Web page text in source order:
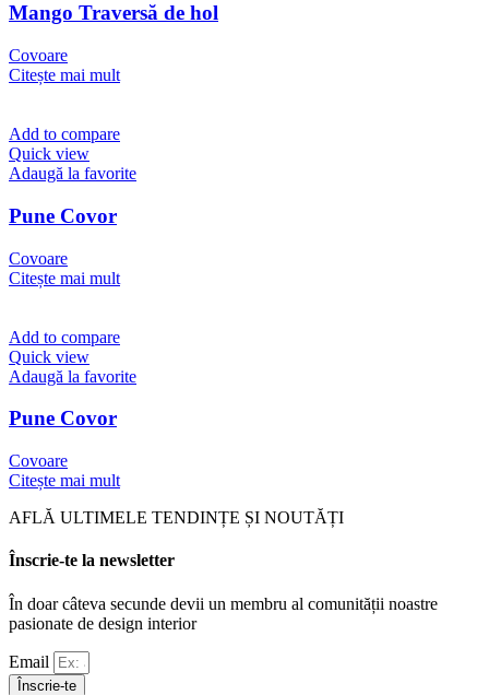
Mango Traversă de hol
Covoare
Citește mai mult
Add to compare
Quick view
Adaugă la favorite
Pune Covor
Covoare
Citește mai mult
Add to compare
Quick view
Adaugă la favorite
Pune Covor
Covoare
Citește mai mult
AFLĂ ULTIMELE TENDINȚE ȘI NOUTĂȚI
Înscrie-te la newsletter
În doar câteva secunde devii un membru al comunității noastre
pasionate de design interior
Email
Înscrie-te